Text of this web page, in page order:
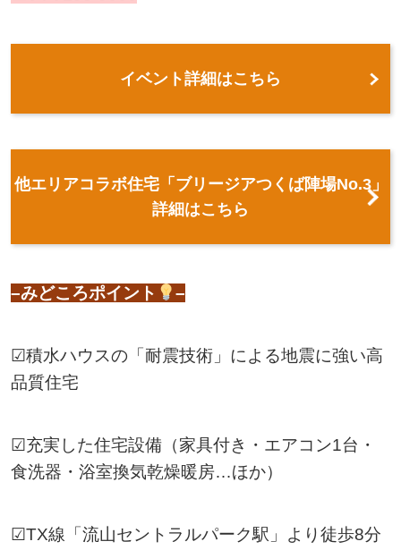
イベント詳細はこちら
他エリアコラボ住宅「ブリージアつくば陣場No.3」
詳細はこちら
–みどころポイント –
☑積水ハウスの「耐震技術」による地震に強い高
品質住宅
☑充実した住宅設備（家具付き・エアコン1台・
食洗器・浴室換気乾燥暖房…ほか）
☑TX線「流山セントラルパーク駅」より徒歩8分